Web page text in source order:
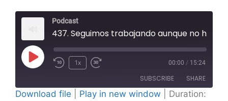
Podcast
Play
1x 00:00 / 15:24
SUBSCRIBE SHARE
Download file Play in new window
Duration: